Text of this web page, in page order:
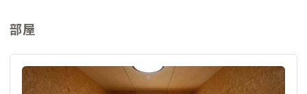
部屋